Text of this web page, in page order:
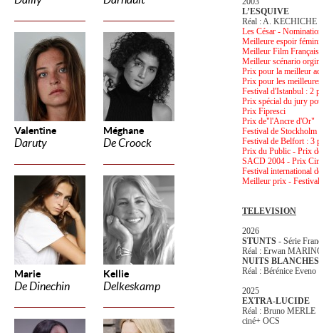
Valentine
Daruty
Méghane
De Croock
Marie
De Dinechin
Kellie
Delkeskamp
L’ESQUIVE
Réal : A. KECHICHE
Les César -
Meilleure espoir
Meilleur Film
Meilleur scénario
Prix pour la meilleur
Prix pour les
Festival d'Istanbul : 2
Prix spécial du jury
Prix Fipresci
Prix de"l'Ancre d'Or"
Festival de
Festival de Belfort :
Prix du Public - Prix
SACD 2004 - Prix
Festival international
Meilleur prix -
TELEVISION
2026
STUNTS - Série
Réal : Erwan
NUITS BLANCHES
Réal : Bérénice Eveno
2025
EXTRA-LUCIDE
Réal : Bruno MERLE
ciné+ OCS